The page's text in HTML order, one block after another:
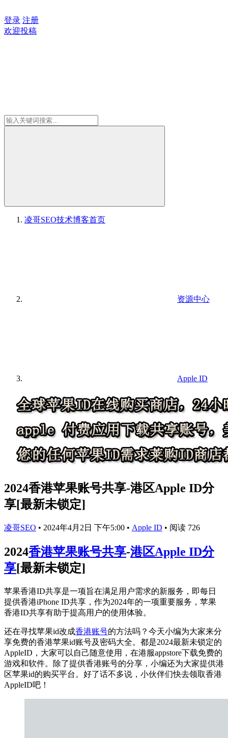
登录 注册
欢迎投稿
凌哥SEO技术博客首页
资源中心
Apple ID
2024香港苹果账号共享-港区Apple ID分
享[最新未锁定]
凌哥SEO • 2024年4月2日 下午5:00 • Apple ID • 阅读 726
2024香港苹果账号共享-港区Apple ID分
享[最新未锁定]
苹果香港ID共享是一项旨在满足用户需求的新服务，即每日
提供香港iPhone ID共享，作为2024年的一项重要服务，苹果
香港ID共享有助于提高用户的使用体验。
还在寻找苹果id改成香港账号的方法吗？今天小编为大家来分
享免费的香港苹果id账号及密码大全。都是2024最新未锁定的
AppleID，大家可以自己随意使用，在港服appstore下载免费的
游戏和软件。除了提供香港账号的分享，小编还为大家提供港
区苹果id的购买平台。好了话不多说，小伙伴们快去领取香港
AppleID吧！